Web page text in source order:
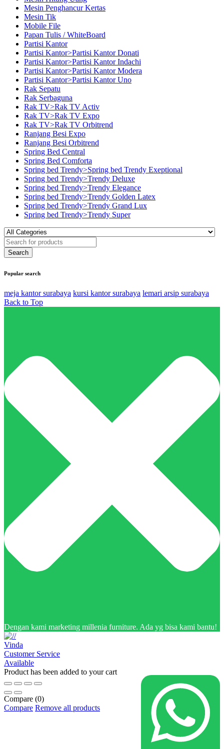
Mesin Penghancur Kertas
Mesin Tik
Mobile File
Papan Tulis / WhiteBoard
Partisi Kantor
Partisi Kantor>Partisi Kantor Donati
Partisi Kantor>Partisi Kantor Indachi
Partisi Kantor>Partisi Kantor Modera
Partisi Kantor>Partisi Kantor Uno
Rak Sepatu
Rak Serbaguna
Rak TV>Rak TV Activ
Rak TV>Rak TV Expo
Rak TV>Rak TV Orbitrend
Ranjang Besi Expo
Ranjang Besi Orbitrend
Spring Bed Central
Spring Bed Comforta
Spring bed Trendy>Spring bed Trendy Exeptional
Spring bed Trendy>Trendy Deluxe
Spring bed Trendy>Trendy Elegance
Spring bed Trendy>Trendy Golden Latex
Spring bed Trendy>Trendy Grand Lux
Spring bed Trendy>Trendy Super
Popular search
meja kantor surabaya kursi kantor surabaya lemari arsip surabaya
Back to Top
Dengan kami marketing millenia furniture. Ada yg bisa kami bantu!
Vinda
Customer Service
Available
Product has been added to your cart
Compare (0)
Compare Remove all products